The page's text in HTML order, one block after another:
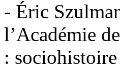
- Éric
l’Académie
: